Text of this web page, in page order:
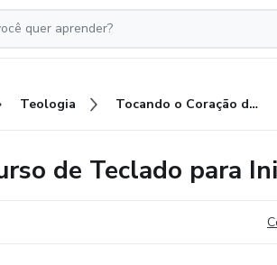
Teologia Tocando o Coração de Deus (Curso de Teclado para Iniciantes)
de Teclado para